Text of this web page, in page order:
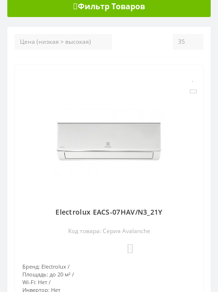
Фильтр Товаров
Electrolux EACS-07HAV/N3_21Y
Код товара: Серия Avalanche
Бренд: Electrolux
Площадь: до 20 м²
Wi-Fi: Нет
Инвертор: Нет